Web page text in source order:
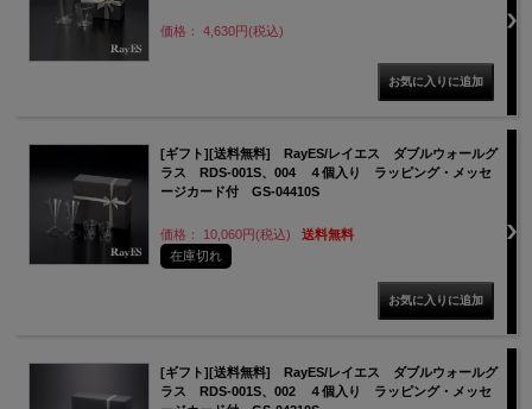
価格： 4,630円(税込)
[ギフト][送料無料] RayES/レイエス ダブルウォールグ
ラス RDS-001S、004 ４個入り ラッピング・メッセ
ージカード付 GS-04410S
価格： 10,060円(税込)
送料無料
在庫切れ
[ギフト][送料無料] RayES/レイエス ダブルウォールグ
ラス RDS-001S、002 ４個入り ラッピング・メッセ